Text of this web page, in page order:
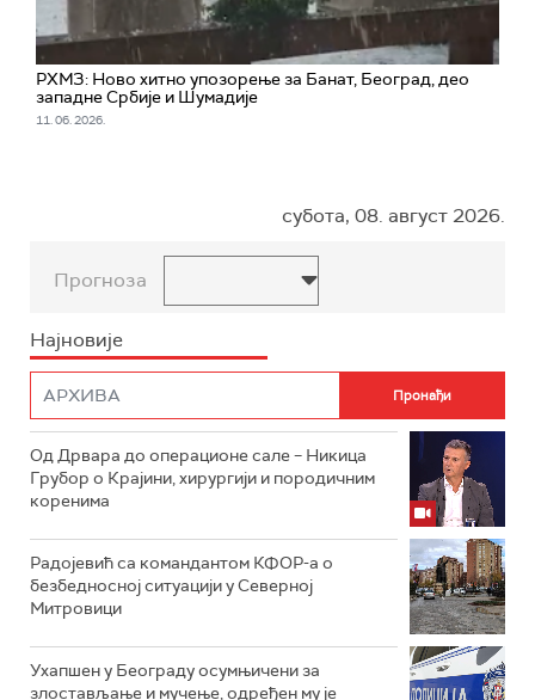
РХМЗ: Ново хитно упозорење за Банат, Београд, део
западне Србије и Шумадије
11. 06. 2026.
субота, 08. август 2026.
Прогноза
Најновије
Од Дрвара до операционе сале – Никица
Грубор о Крајини, хирургији и породичним
коренима
Радојевић са командантом КФОР-а о
безбедносној ситуацији у Северној
Митровици
Ухапшен у Београду осумњичени за
злостављање и мучење, одређен му је